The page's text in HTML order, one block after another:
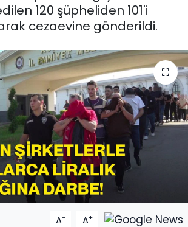
120 şüpheliden 101'i
cezaevine gönderildi.
A- A+